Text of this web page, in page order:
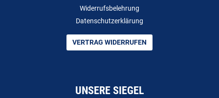
Widerrufsbelehrung
Datenschutzerklärung
VERTRAG WIDERRUFEN
UNSERE SIEGEL